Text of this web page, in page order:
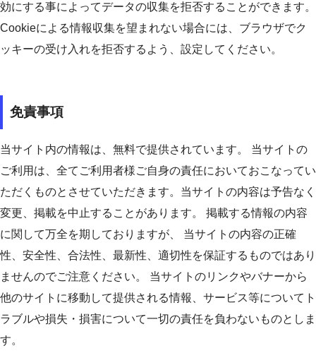
効にする事によってデータの収集を拒否することができます。
Cookieによる情報収集を望まれない場合には、ブラウザでク
ッキーの受け入れを拒否するよう、設定してください。
免責事項
当サイト内の情報は、無料で提供されています。 当サイトの
ご利用は、全てご利用者様ご自身の責任においておこなってい
ただくものとさせていただきます。当サイトの内容は予告なく
変更、掲載を中止することがあります。 掲載する情報の内容
に関して万全を期しておりますが、 当サイトの内容の正確
性、安全性、合法性、最新性、適切性を保証するものではあり
ませんのでご注意ください。 当サイトのリンクやバナーから
他のサイトに移動して提供される情報、サービス等についてト
ラブルや損失・損害について一切の責任を負わないものとしま
す。